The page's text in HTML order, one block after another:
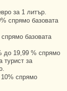
за 1 литър.
спрямо базовата
базовата
до 19,99 % спрямо
турист за
спрямо